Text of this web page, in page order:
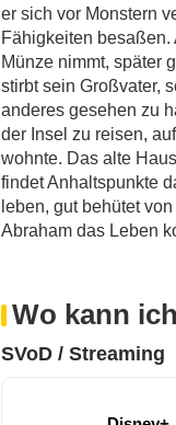
er sich vor Monstern
Fähigkeiten
Münze nimmt, später
stirbt sein Großvater,
anderes gesehen zu
der Insel zu reisen,
wohnte. Das alte
findet Anhaltspunkte
leben, gut behütet
Abraham das Leben
Wo kann
SVoD / Streaming